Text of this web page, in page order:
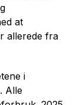
at
allerede fra
i
Alle